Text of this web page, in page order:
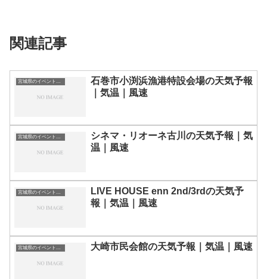
関連記事
宮城県のイベント会場一覧
石巻市小渕浜漁港特設会場の天気予報
｜気温｜風速
宮城県のイベント会場一覧
シネマ・リオーネ古川の天気予報｜気
温｜風速
宮城県のイベント会場一覧
LIVE HOUSE enn 2nd/3rdの天気予
報｜気温｜風速
宮城県のイベント会場一覧 大崎市民会館の天気予報｜気温｜風速